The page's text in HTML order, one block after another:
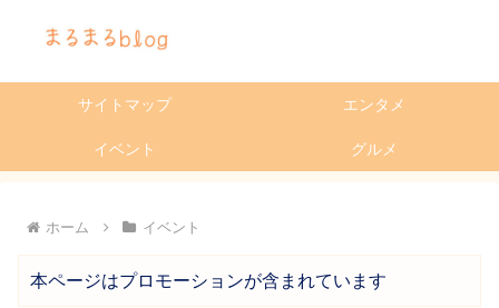
サイトマップ エンタメ
イベント グルメ
ホーム イベント
本ページはプロモーションが含まれています